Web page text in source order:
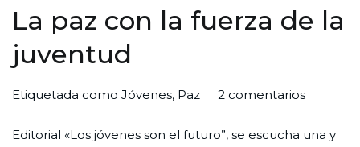
La paz con la fuerza de la
juventud
Por
Ciudad
Publicada
31
Publicada
Editorial
Etiquetada como Jóvenes, Paz 2 comentariosen
paz
Editorial «Los jóvenes son el futuro”, se escucha una y